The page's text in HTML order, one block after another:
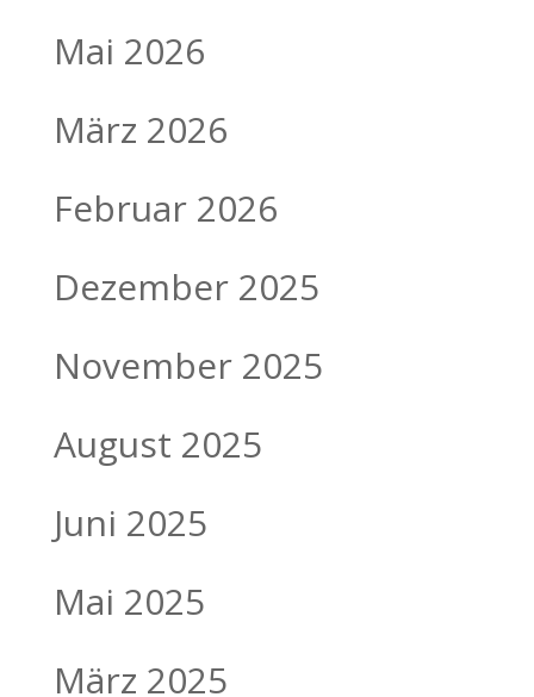
Mai 2026
März 2026
Februar 2026
Dezember 2025
November 2025
August 2025
Juni 2025
Mai 2025
März 2025